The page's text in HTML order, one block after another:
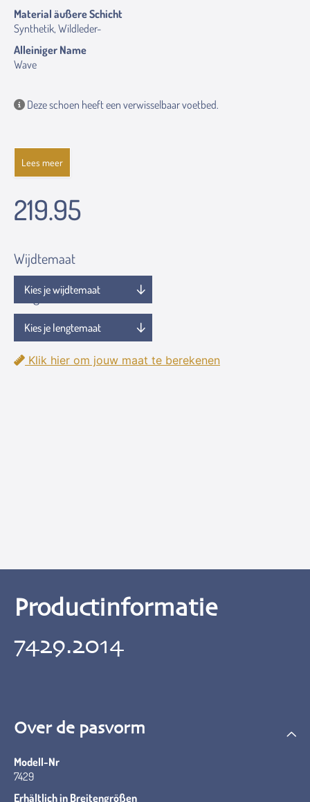
Material äußere Schicht
Synthetik, Wildleder-
Alleiniger Name
Wave
Deze schoen heeft een verwisselbaar voetbed.
Lees meer
219.95
Wijdtemaat
Lengtemaat
Klik hier om jouw maat te berekenen
Productinformatie
7429.2014
Over de pasvorm
Modell-Nr
7429
Erhältlich in Breitengrößen